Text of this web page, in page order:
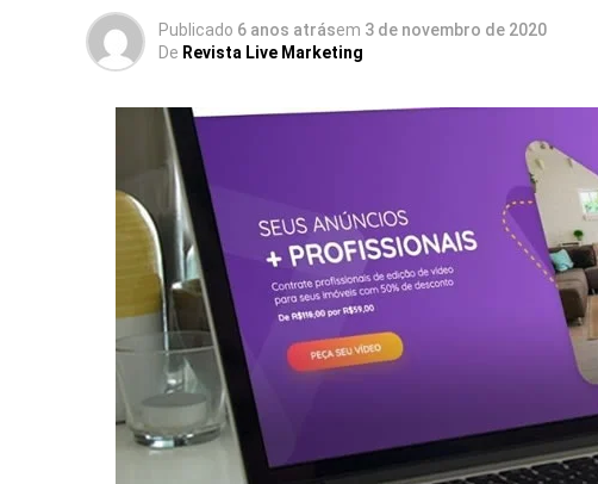
Publicado 6 anos atrásem 3 de novembro de 2020
De Revista Live Marketing